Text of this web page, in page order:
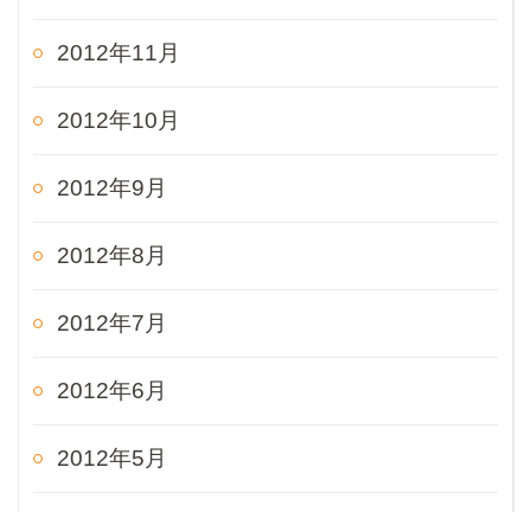
2012年11月
2012年10月
2012年9月
2012年8月
2012年7月
2012年6月
2012年5月